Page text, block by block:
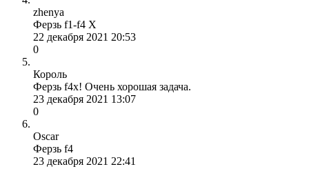
zhenya
Ферзь f1-f4 X
22 декабря 2021 20:53
0
Король
Ферзь f4x! Очень хорошая задача.
23 декабря 2021 13:07
0
Oscar
Ферзь f4
23 декабря 2021 22:41